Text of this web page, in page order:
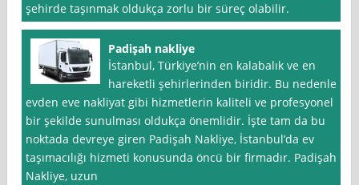
şehirde taşınmak oldukça zorlu bir süreç olabilir.
Padişah nakliye
İstanbul, Türkiye’nin en kalabalık ve en
hareketli şehirlerinden biridir. Bu nedenle
evden eve nakliyat gibi hizmetlerin kaliteli ve profesyonel
bir şekilde sunulması oldukça önemlidir. İşte tam da bu
noktada devreye giren Padişah Nakliye, İstanbul’da ev
taşımacılığı hizmeti konusunda öncü bir firmadır. Padişah
Nakliye, uzun